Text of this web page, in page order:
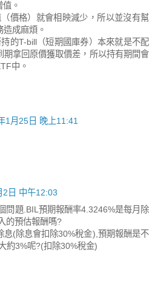
。
價格）就會相映減少，所以並沒有幫
成麻煩。
的T-bill（短期國庫券）本來就是不配
期拿回原價獲取價差，所以持有期間會
中。
1月25日 晚上11:41
2日 中午12:03
問題.BIL預期報酬率4.3246%是每月除
的預估報酬嗎?
息(除息會扣除30%稅金),預期報酬是不
約3%呢?(扣除30%稅金)